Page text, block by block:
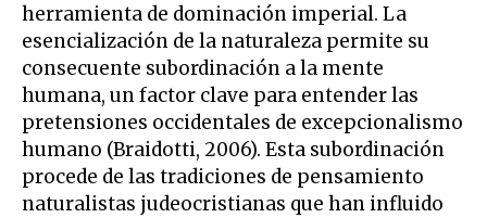
herramienta de dominación imperial. La
esencialización de la naturaleza permite su
consecuente subordinación a la mente
humana, un factor clave para entender las
pretensiones occidentales de excepcionalismo
humano (Braidotti, 2006). Esta subordinación
procede de las tradiciones de pensamiento
naturalistas judeocristianas que han influido